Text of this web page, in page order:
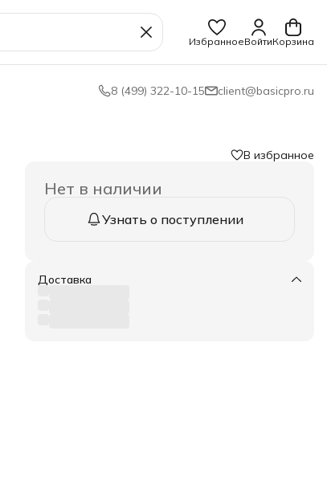
ИзбранноеВойтиКорзина
8 (499) 322-10-15 client@basicpro.ru
В избранное
Нет в наличии
Узнать о поступлении
Доставка